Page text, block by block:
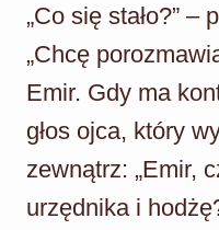
„Co się stało?” –
„Chcę
Emir. Gdy ma
głos ojca, który
zewnątrz: „Emir,
urzędnika i